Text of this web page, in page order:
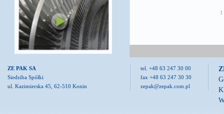
1
ZE PAK SA
Siedziba Spółki
ul. Kazimierska 45, 62-510 Konin
tel. +48 63 247 30 00
fax +48 63 247 30 30
zepak@zepak.com.pl